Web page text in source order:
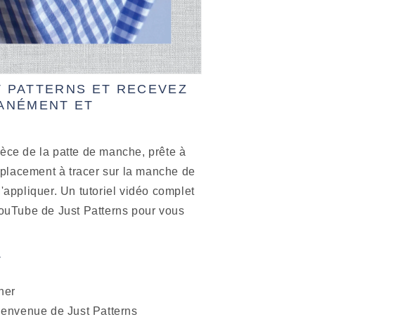
ET RECEVEZ
ET
de la patte de manche, prête à
à tracer sur la manche de
Un tutoriel vidéo complet
de Just Patterns pour vous
de Just Patterns